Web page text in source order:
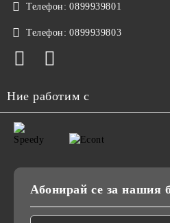
Телефон: 0899939801
Телефон: 0899939803
Ние работим с
Абонирай се за нашия